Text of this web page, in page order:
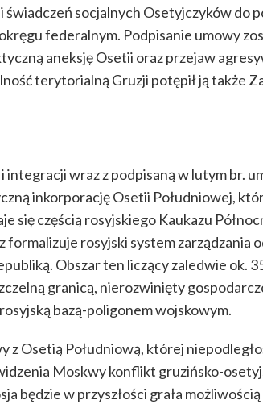
świadczeń socjalnych Osetyjczyków do
federalnym. Podpisanie umowy
aneksję Osetii oraz przejaw
terytorialną Gruzji potępił ją także
integracji wraz z podpisaną w lutym br.
inkorporację Osetii Południowej,
się częścią rosyjskiego Kaukazu
formalizuje rosyjski system zarządzania
Obszar ten liczący zaledwie ok.
granicą, nierozwinięty
rosyjską bazą-poligonem wojskowym.
z Osetią Południową, której
Moskwy konflikt gruzińsko-
będzie w przyszłości grała